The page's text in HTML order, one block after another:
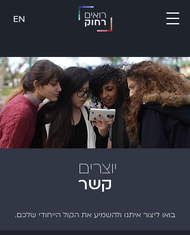
EN
רוצים לדעת עוד?
או חייגו:
יוצרים
קשר
בואו ליצור איתנו ולהשמיע את הקול הייחודי שלכם.